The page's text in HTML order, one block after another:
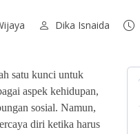
Dika Isnaida
satu kunci untuk
aspek kehidupan,
sosial. Namun,
diri ketika harus